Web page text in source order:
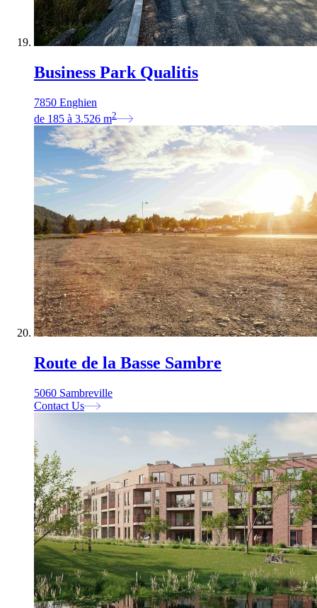
Business Park Qualitis
7850 Enghien
de 185 à 3.526 m2
Route de la Basse Sambre
5060 Sambreville
Contact Us